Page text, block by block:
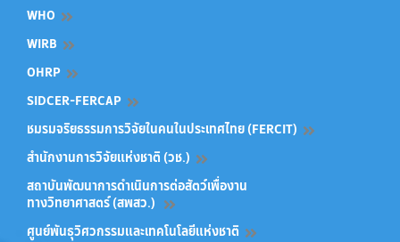
WHO
WIRB
OHRP
SIDCER-FERCAP
ชมรมจริยธรรมการวิจัยในคนในประเทศไทย (FERCIT)
สำนักงานการวิจัยแห่งชาติ (วช.)
สถาบันพัฒนาการดำเนินการต่อสัตว์เพื่องาน
ทางวิทยาศาสตร์ (สพสว.)
ศูนย์พันธุวิศวกรรมและเทคโนโลยีแห่งชาติ